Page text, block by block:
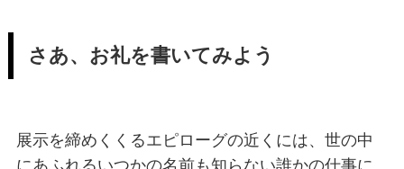
さあ、お礼を書いてみよう
展示を締めくくるエピローグの近くには、世の中
にあふれるいつかの名前も知らない誰かの仕事に